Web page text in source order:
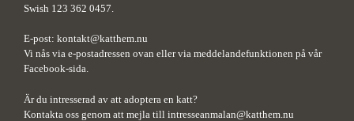
Swish 123 362 0457.
E-post: kontakt@katthem.nu
Vi nås via e-postadressen ovan eller via meddelandefunktionen på vår
Facebook-sida.
Är du intresserad av att adoptera en katt?
Kontakta oss genom att mejla till intresseanmalan@katthem.nu